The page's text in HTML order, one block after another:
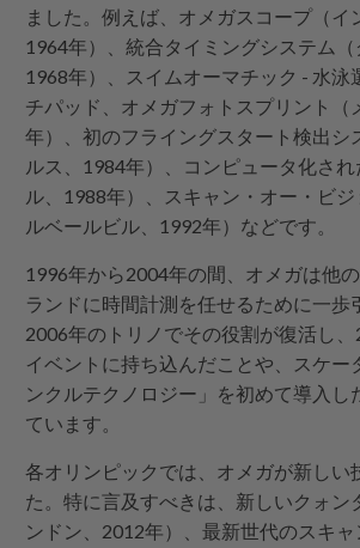
ました。例えば、オメガスコープ（イ
1964年）、統合タイミングシステム（
1968年）、スイムオーマチック - 水泳
チパッド、オメガフォトスプリント（
年）、初のフライングスタート検出シ
ルス、1984年）、コンピュータ化さ
ル、1988年）、スキャン・オー・ビ
ルベールビル、1992年）などです。
1996年から2004年の間、オメガは他
ランドに時間計測を任せるために一歩
2006年のトリノでその役割が復活し
イベントに持ち込んだことや、スケー
ンクルテクノロジー」を初めて導入し
ています。
各オリンピックでは、オメガが新しい
た。特に言及すべきは、新しいクォン
ンドン、2012年）、最新世代のスキ